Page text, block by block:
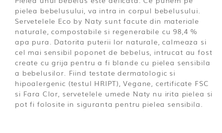
pielea bebelusului, va intra in corpul bebelusului.
Servetelele Eco by Naty sunt facute din materiale
naturale, compostabile si regenerabile cu 98,4 %
apa pura. Datorita puterii lor naturale, calmeaza si
cel mai sensibil poponet de bebelus, intrucat au fost
create cu grija pentru a fi blande cu pielea sensibila
a bebelusilor. Fiind testate dermatologic si
hipoalergenic (testul HRIPT), Vegane, certificate FSC
si Fara Clor, servetelele umede Naty nu irita pielea si
pot fi folosite in siguranta pentru pielea sensibila.